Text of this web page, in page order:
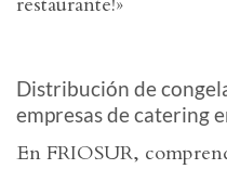
Distribución de
empresas de catering
En FRIOSUR,